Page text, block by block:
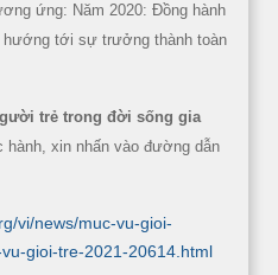
ứng: Năm 2020: Đồng hành
tới sự trưởng thành toàn
trẻ trong đời sống gia
xin nhấn vào đường dẫn
vi/news/muc-vu-gioi-
gioi-tre-2021-20614.html